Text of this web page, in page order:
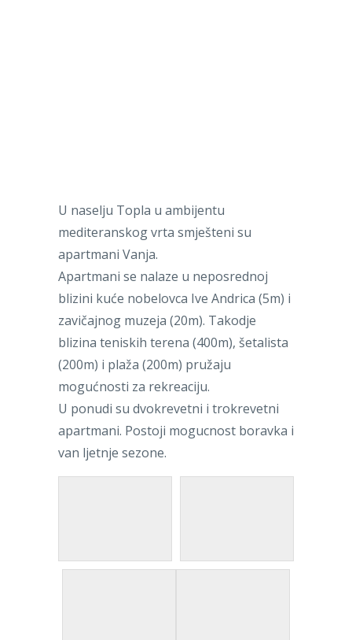
U naselju Topla u ambijentu
mediteranskog vrta smješteni su
apartmani Vanja.
Apartmani se nalaze u neposrednoj
blizini kuće nobelovca Ive Andrica (5m) i
zavičajnog muzeja (20m). Takodje
blizina teniskih terena (400m), šetalista
(200m) i plaža (200m) pružaju
mogućnosti za rekreaciju.
U ponudi su dvokrevetni i trokrevetni
apartmani. Postoji mogucnost boravka i
van ljetnje sezone.